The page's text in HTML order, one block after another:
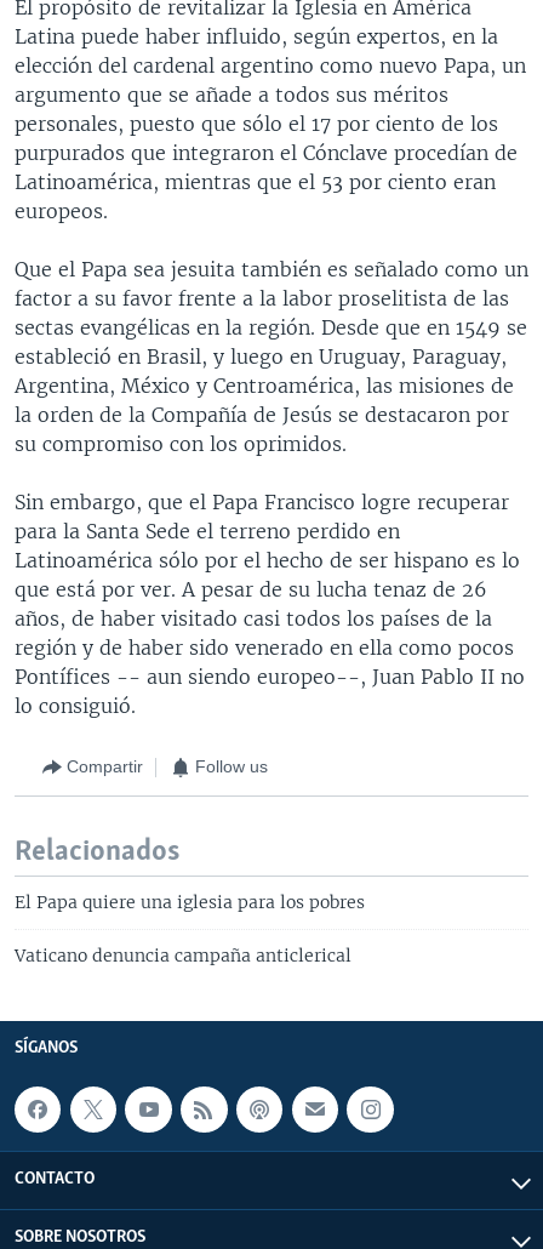
El propósito de revitalizar la Iglesia en América
Latina puede haber influido, según expertos, en la
elección del cardenal argentino como nuevo Papa, un
argumento que se añade a todos sus méritos
personales, puesto que sólo el 17 por ciento de los
purpurados que integraron el Cónclave procedían de
Latinoamérica, mientras que el 53 por ciento eran
europeos.
Que el Papa sea jesuita también es señalado como un
factor a su favor frente a la labor proselitista de las
sectas evangélicas en la región. Desde que en 1549 se
estableció en Brasil, y luego en Uruguay, Paraguay,
Argentina, México y Centroamérica, las misiones de
la orden de la Compañía de Jesús se destacaron por
su compromiso con los oprimidos.
Sin embargo, que el Papa Francisco logre recuperar
para la Santa Sede el terreno perdido en
Latinoamérica sólo por el hecho de ser hispano es lo
que está por ver. A pesar de su lucha tenaz de 26
años, de haber visitado casi todos los países de la
región y de haber sido venerado en ella como pocos
Pontífices -- aun siendo europeo--, Juan Pablo II no
lo consiguió.
Compartir Follow us
Relacionados
El Papa quiere una iglesia para los pobres
Vaticano denuncia campaña anticlerical
SÍGANOS
CONTACTO
SOBRE NOSOTROS